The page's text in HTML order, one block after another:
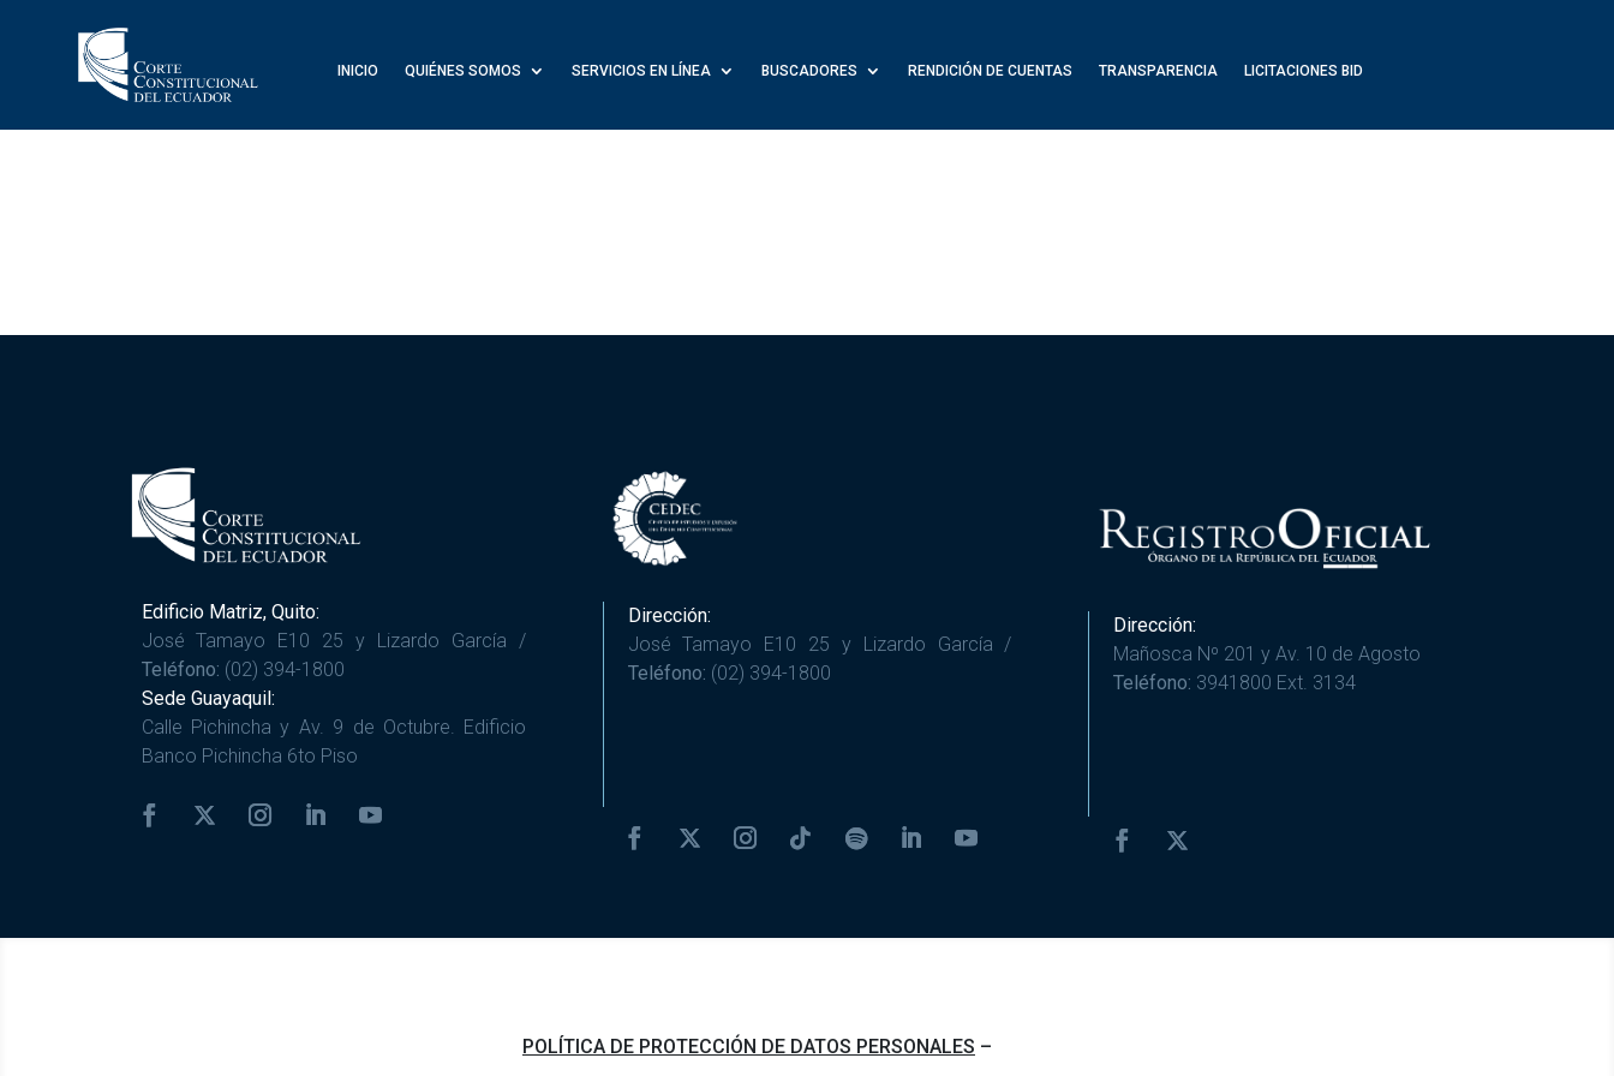
INICIO QUIÉNES SOMOS SERVICIOS EN LÍNEA BUSCADORES RENDICIÓN DE CUENTAS TRANSPARENCIA LICITACIONES BID
Edificio Matriz, Quito:
José Tamayo E10 25 y Lizardo García /
Teléfono: (02) 394-1800
Sede Guayaquil:
Calle Pichincha y Av. 9 de Octubre. Edificio
Banco Pichincha 6to Piso
Dirección:
José Tamayo E10 25 y Lizardo García /
Teléfono: (02) 394-1800
Dirección:
Mañosca Nº 201 y Av. 10 de Agosto
Teléfono: 3941800 Ext. 3134
POLÍTICA DE PROTECCIÓN DE DATOS PERSONALES –